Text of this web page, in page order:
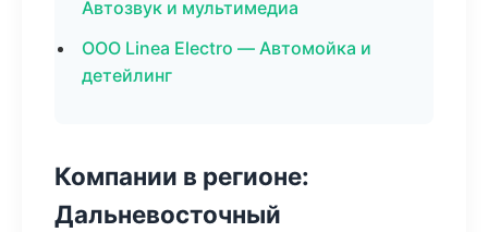
Автозвук и мультимедиа
ООО Linea Electro — Автомойка и
детейлинг
Компании в регионе:
Дальневосточный